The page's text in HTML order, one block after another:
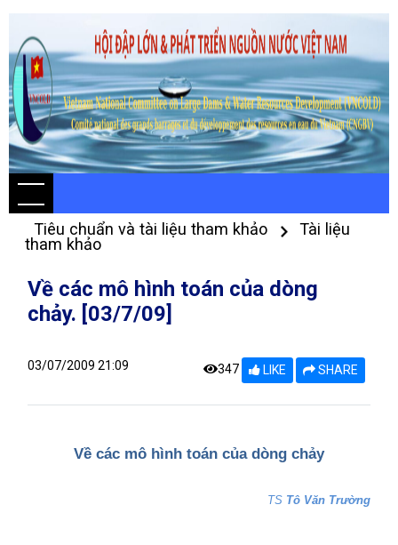
Tiêu chuẩn và tài liệu tham khảo
Tài liệu
tham khảo
Về các mô hình toán của dòng
chảy. [03/7/09]
03/07/2009 21:09 347 LIKE SHARE
Về các mô hình toán của dòng chảy
TS Tô Văn Trường